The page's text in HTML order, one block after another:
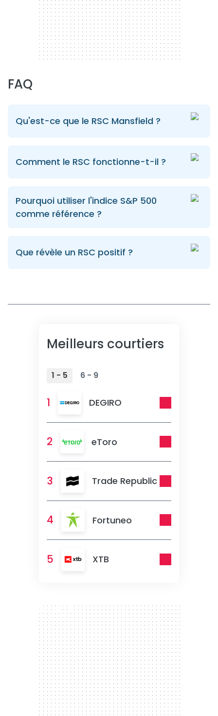
FAQ
Qu'est-ce que le RSC Mansfield ?
Comment le RSC fonctionne-t-il ?
Pourquoi utiliser l'indice S&P 500
comme référence ?
Que révèle un RSC positif ?
Meilleurs courtiers
1 - 5 6 - 9
1 DEGIRO
2 eToro
3 Trade Republic
4 Fortuneo
5 XTB
300 x 250